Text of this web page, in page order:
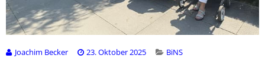
Joachim Becker 23. Oktober 2025 BiNS